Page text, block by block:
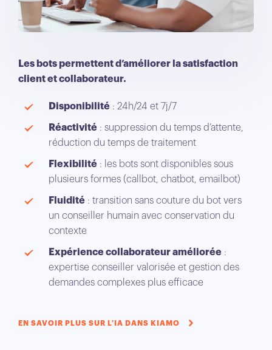
Les bots permettent d’améliorer la satisfaction
client et collaborateur.
Disponibilité : 24h/24 et 7j/7
Réactivité : suppression du temps d’attente,
réduction du temps de traitement
Flexibilité : les bots sont disponibles sous
plusieurs formes (callbot, chatbot, emailbot)
Fluidité : transition sans couture du bot vers
un conseiller humain avec conservation du
contexte
Expérience collaborateur améliorée :
expertise conseiller valorisée et gestion des
demandes complexes plus efficace
EN SAVOIR PLUS SUR L'IA DANS KIAMO